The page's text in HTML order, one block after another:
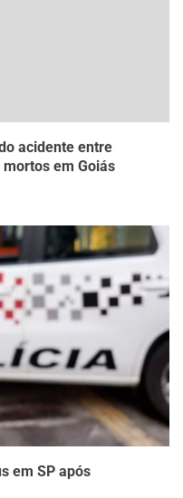
acidente entre
em Goiás
em SP após